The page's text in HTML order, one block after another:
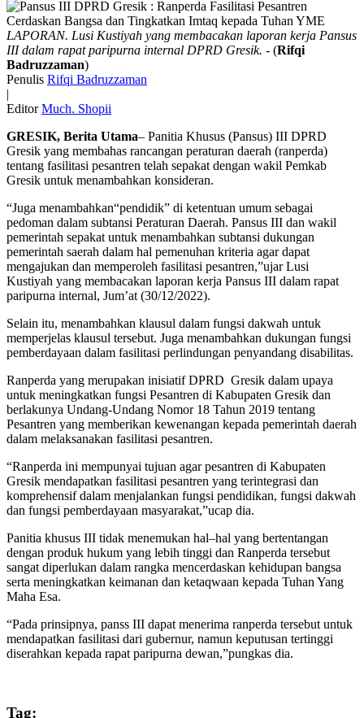
LAPORAN. Lusi Kustiyah yang membacakan laporan kerja Pansus
III dalam rapat paripurna internal DPRD Gresik. - (Rifqi
Badruzzaman)
Penulis Rifqi Badruzzaman
|
Editor Much. Shopii
GRESIK, Berita Utama– Panitia Khusus (Pansus) III DPRD
Gresik yang membahas rancangan peraturan daerah (ranperda)
tentang fasilitasi pesantren telah sepakat dengan wakil Pemkab
Gresik untuk menambahkan konsideran.
“Juga menambahkan“pendidik” di ketentuan umum sebagai
pedoman dalam subtansi Peraturan Daerah. Pansus III dan wakil
pemerintah sepakat untuk menambahkan subtansi dukungan
pemerintah saerah dalam hal pemenuhan kriteria agar dapat
mengajukan dan memperoleh fasilitasi pesantren,”ujar Lusi
Kustiyah yang membacakan laporan kerja Pansus III dalam rapat
paripurna internal, Jum’at (30/12/2022).
Selain itu, menambahkan klausul dalam fungsi dakwah untuk
memperjelas klausul tersebut. Juga menambahkan dukungan fungsi
pemberdayaan dalam fasilitasi perlindungan penyandang disabilitas.
Ranperda yang merupakan inisiatif DPRD Gresik dalam upaya
untuk meningkatkan fungsi Pesantren di Kabupaten Gresik dan
berlakunya Undang-Undang Nomor 18 Tahun 2019 tentang
Pesantren yang memberikan kewenangan kepada pemerintah daerah
dalam melaksanakan fasilitasi pesantren.
“Ranperda ini mempunyai tujuan agar pesantren di Kabupaten
Gresik mendapatkan fasilitasi pesantren yang terintegrasi dan
komprehensif dalam menjalankan fungsi pendidikan, fungsi dakwah
dan fungsi pemberdayaan masyarakat,”ucap dia.
Panitia khusus III tidak menemukan hal–hal yang bertentangan
dengan produk hukum yang lebih tinggi dan Ranperda tersebut
sangat diperlukan dalam rangka mencerdaskan kehidupan bangsa
serta meningkatkan keimanan dan ketaqwaan kepada Tuhan Yang
Maha Esa.
“Pada prinsipnya, panss III dapat menerima ranperda tersebut untuk
mendapatkan fasilitasi dari gubernur, namun keputusan tertinggi
diserahkan kepada rapat paripurna dewan,”pungkas dia.
Tag: